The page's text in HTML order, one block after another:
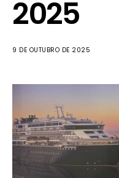
2025
9 DE OUTUBRO DE 2025